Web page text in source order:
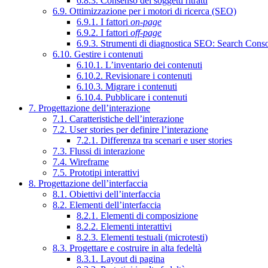
6.9. Ottimizzazione per i motori di ricerca (SEO)
6.9.1. I fattori on-page
6.9.2. I fattori off-page
6.9.3. Strumenti di diagnostica SEO: Search
6.10. Gestire i contenuti
6.10.1. L’inventario dei contenuti
6.10.2. Revisionare i contenuti
6.10.3. Migrare i contenuti
6.10.4. Pubblicare i contenuti
7. Progettazione dell’interazione
7.1. Caratteristiche dell’interazione
7.2. User stories per definire l’interazione
7.2.1. Differenza tra scenari e user stories
7.3. Flussi di interazione
7.4. Wireframe
7.5. Prototipi interattivi
8. Progettazione dell’interfaccia
8.1. Obiettivi dell’interfaccia
8.2. Elementi dell’interfaccia
8.2.1. Elementi di composizione
8.2.2. Elementi interattivi
8.2.3. Elementi testuali (microtesti)
8.3. Progettare e costruire in alta fedeltà
8.3.1. Layout di pagina